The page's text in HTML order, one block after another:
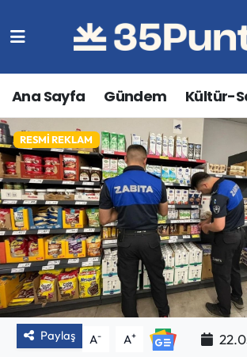
Ana Sayfa Gündem Kültür-
RESMI REKLAM
Paylaş A- A+